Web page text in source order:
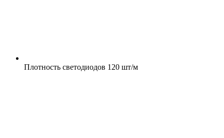
Плотность светодиодов 120 шт/м